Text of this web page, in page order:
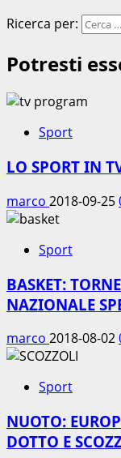
Ricerca per:
Potresti
Sport
LO SPORT IN
marco 2018-09-25
Sport
BASKET:
NAZIONALE
marco 2018-08-02
Sport
NUOTO:
DOTTO E